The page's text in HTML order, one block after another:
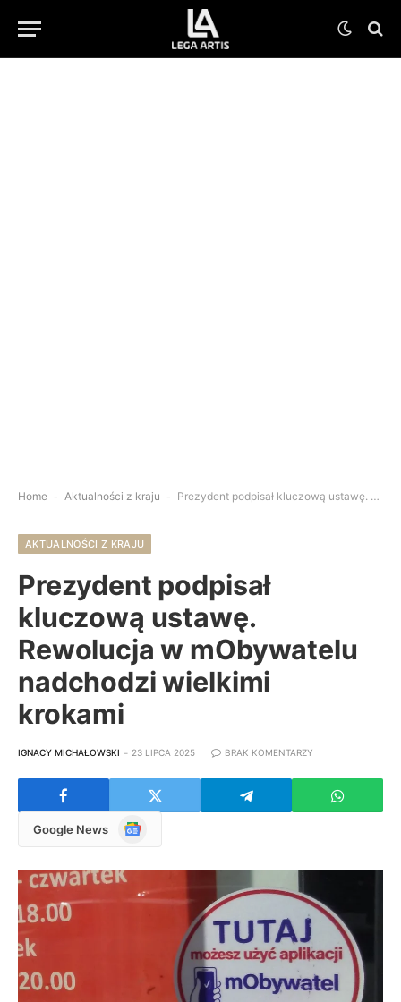
Home - Aktualności z kraju - Prezydent podpisał kluczową ustawę. Rewolucja w mObywatelu nadchodzi wielkimi krokami
AKTUALNOŚCI Z KRAJU
Prezydent podpisał
kluczową ustawę.
Rewolucja w mObywatelu
nadchodzi wielkimi
krokami
IGNACY MICHAŁOWSKI 23 LIPCA 2025 BRAK KOMENTARZY
Google News
Google